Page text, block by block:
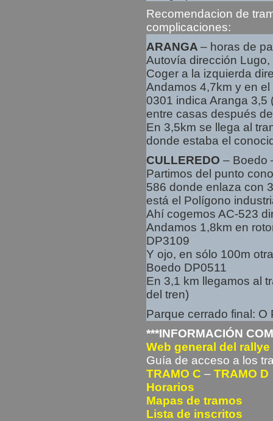
Recomendacion de
complicaciones:
ARANGA – horas de
Autovía dirección
Coger a la izquierda
Andamos 4,7km y en
0301 indica Aranga 3,5
entre casas después
En 3,5km se llega al
donde estaba el
CULLEREDO – Boedo
Partimos del punto
586 donde enlaza con
está el Polígono
Ahí cogemos AC-523
Andamos 1,8km en
DP3109
Y ojo, en sólo 100m
Boedo DP0511
En 3,1 km llegamos al
del tren)
Parque cerrado final: O
***INFORMACIÓN
Web general del rallye
Guía de acceso a los
TRAMO C – TRAMO D
Horarios
Mapas de tramos
Lista de inscritos